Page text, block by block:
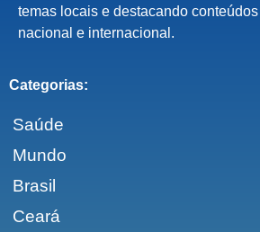
temas locais e destacando
nacional e internacional.
Categorias:
Saúde
Mundo
Brasil
Ceará